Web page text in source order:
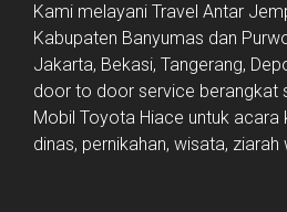
Kami melayani Travel Antar
Kabupaten Banyumas dan
Jakarta, Bekasi, Tangerang,
door to door service berangkat
Mobil Toyota Hiace untuk acara
dinas, pernikahan, wisata, ziarah